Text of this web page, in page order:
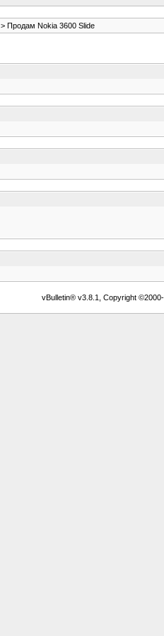
> Продам Nokia 3600 Slide
vBulletin® v3.8.1, Copyright